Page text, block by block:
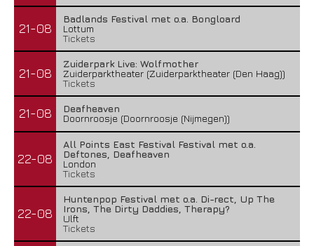
21-08
Badlands Festival met o.a. Bongloard
Lottum
Tickets
21-08
Zuiderpark Live: Wolfmother
Zuiderparktheater (Zuiderparktheater (Den Haag))
Tickets
21-08
Deafheaven
Doornroosje (Doornroosje (Nijmegen))
22-08
All Points East Festival Festival met o.a.
Deftones, Deafheaven
London
Tickets
22-08
Huntenpop Festival met o.a. Di-rect, Up The
Irons, The Dirty Daddies, Therapy?
Ulft
Tickets